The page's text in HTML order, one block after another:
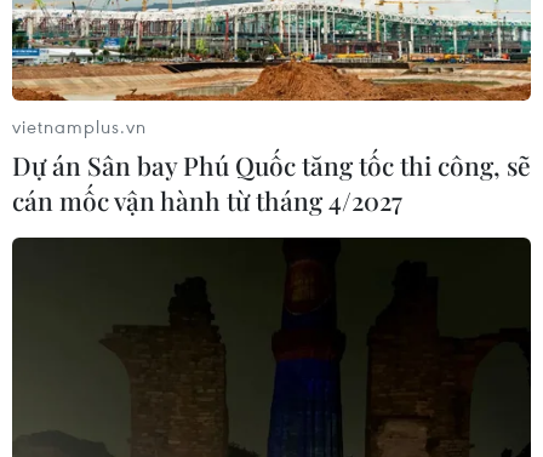
vietnamplus.vn
Dự án Sân bay Phú Quốc tăng tốc thi công, sẽ
cán mốc vận hành từ tháng 4/2027